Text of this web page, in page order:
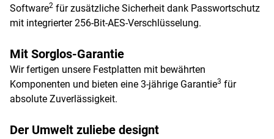
Software2 für zusätzliche Sicherheit dank Passwortschutz
mit integrierter 256-Bit-AES-Verschlüsselung.
Mit Sorglos-Garantie
Wir fertigen unsere Festplatten mit bewährten
Komponenten und bieten eine 3-jährige Garantie3 für
absolute Zuverlässigkeit.
Der Umwelt zuliebe designt